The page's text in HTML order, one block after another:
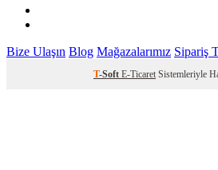
Bize Ulaşın Blog Mağazalarımız Sipariş
T-Soft E-Ticaret Sistemleriyle